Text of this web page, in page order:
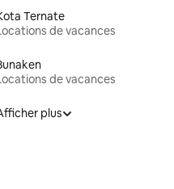
Ternate
de vacances
de vacances
plus